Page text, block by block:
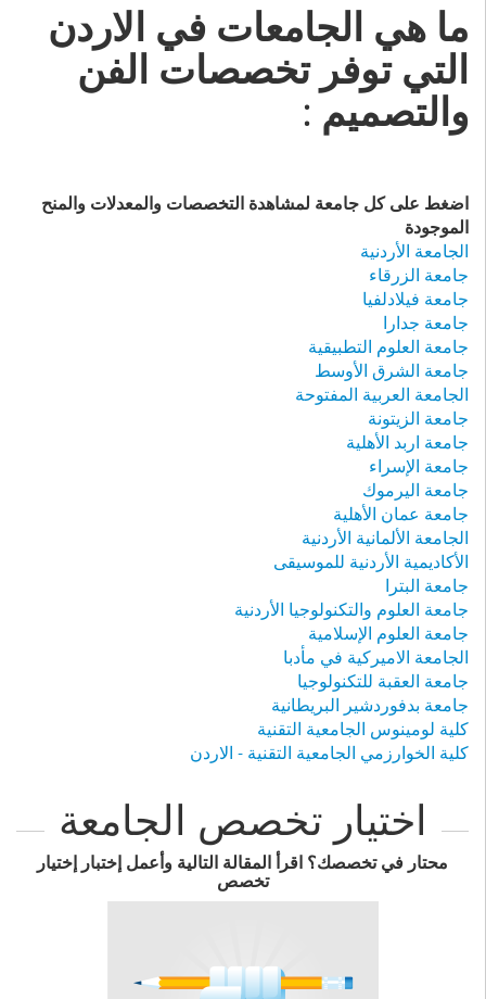
ما هي الجامعات في الاردن
التي توفر تخصصات الفن
والتصميم :
اضغط على كل جامعة لمشاهدة التخصصات والمعدلات والمنح
الموجودة
الجامعة الأردنية
جامعة الزرقاء
جامعة فيلادلفيا
جامعة جدارا
جامعة العلوم التطبيقية
جامعة الشرق الأوسط
الجامعة العربية المفتوحة
جامعة الزيتونة
جامعة اربد الأهلية
جامعة الإسراء
جامعة اليرموك
جامعة عمان الأهلية
الجامعة الألمانية الأردنية
الأكاديمية الأردنية للموسيقى
جامعة البترا
جامعة العلوم والتكنولوجيا الأردنية
جامعة العلوم الإسلامية
الجامعة الاميركية في مأدبا
جامعة العقبة للتكنولوجيا
جامعة بدفوردشير البريطانية
كلية لومينوس الجامعية التقنية
كلية الخوارزمي الجامعية التقنية - الاردن
اختيار تخصص الجامعة
محتار في تخصصك؟ اقرأ المقالة التالية وأعمل إختبار إختيار
تخصص